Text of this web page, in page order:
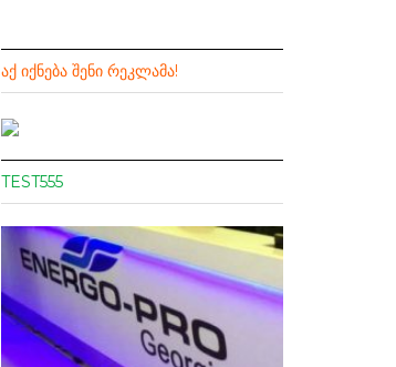
ᲐᲥ ᲘᲥᲜᲔᲑᲐ ᲨᲔᲜᲘ ᲠᲔᲙᲚᲐᲛᲐ!
TEST555